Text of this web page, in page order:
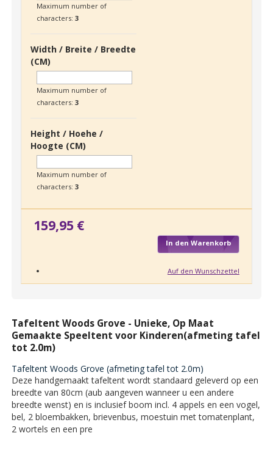
Maximum number of
characters:3
Width / Breite / Breedte
(CM)
Maximum number of
characters:3
Height / Hoehe /
Hoogte (CM)
Maximum number of
characters:3
159,95 €
In den Warenkorb
Auf den Wunschzettel
Tafeltent Woods Grove - Unieke, Op Maat
Gemaakte Speeltent voor Kinderen(afmeting tafel
tot 2.0m)
Tafeltent Woods Grove (afmeting tafel tot 2.0m)
Deze handgemaakt tafeltent wordt standaard geleverd op een
breedte van 80cm (aub aangeven wanneer u een andere
breedte wenst) en is inclusief boom incl. 4 appels en een vogel,
bel, 2 bloembakken, brievenbus, moestuin met tomatenplant,
2 wortels en een pre